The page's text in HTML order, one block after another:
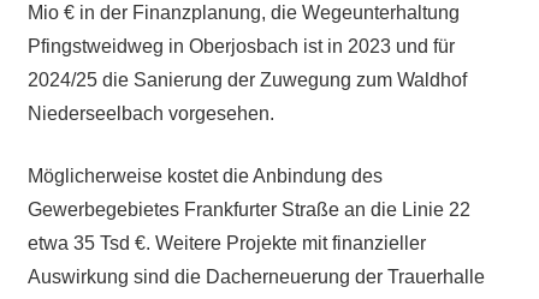
Mio € in der Finanzplanung, die Wegeunterhaltung
Pfingstweidweg in Oberjosbach ist in 2023 und für
2024/25 die Sanierung der Zuwegung zum Waldhof
Niederseelbach vorgesehen.
Möglicherweise kostet die Anbindung des
Gewerbegebietes Frankfurter Straße an die Linie 22
etwa 35 Tsd €. Weitere Projekte mit finanzieller
Auswirkung sind die Dacherneuerung der Trauerhalle